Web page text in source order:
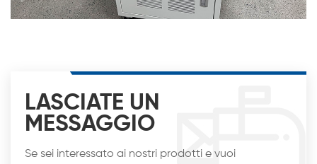
LASCIATE UN
MESSAGGIO
Se sei interessato ai nostri prodotti e vuoi